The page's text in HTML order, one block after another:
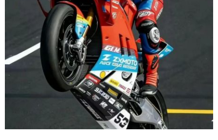
文化产业
地方频道
天津 河北
吉林 上海
安徽 福建
湖北